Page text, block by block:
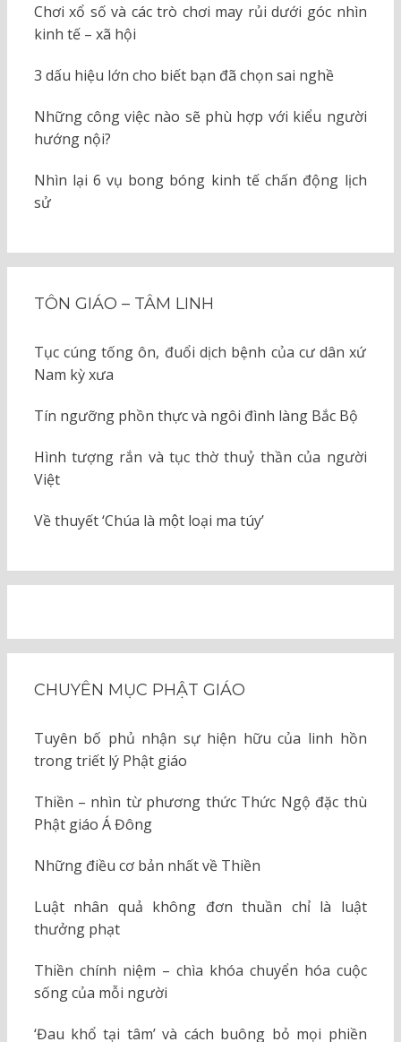
Chơi xổ số và các trò chơi may rủi dưới góc nhìn
kinh tế – xã hội
3 dấu hiệu lớn cho biết bạn đã chọn sai nghề
Những công việc nào sẽ phù hợp với kiểu người
hướng nội?
Nhìn lại 6 vụ bong bóng kinh tế chấn động lịch
sử
TÔN GIÁO – TÂM LINH
Tục cúng tống ôn, đuổi dịch bệnh của cư dân xứ
Nam kỳ xưa
Tín ngưỡng phồn thực và ngôi đình làng Bắc Bộ
Hình tượng rắn và tục thờ thuỷ thần của người
Việt
Về thuyết ‘Chúa là một loại ma túy’
CHUYÊN MỤC PHẬT GIÁO
Tuyên bố phủ nhận sự hiện hữu của linh hồn
trong triết lý Phật giáo
Thiền – nhìn từ phương thức Thức Ngộ đặc thù
Phật giáo Á Đông
Những điều cơ bản nhất về Thiền
Luật nhân quả không đơn thuần chỉ là luật
thưởng phạt
Thiền chính niệm – chìa khóa chuyển hóa cuộc
sống của mỗi người
‘Đau khổ tại tâm’ và cách buông bỏ mọi phiền